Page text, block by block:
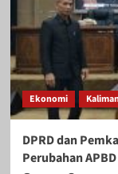
Ekonomi
DPRD dan
Perubahan